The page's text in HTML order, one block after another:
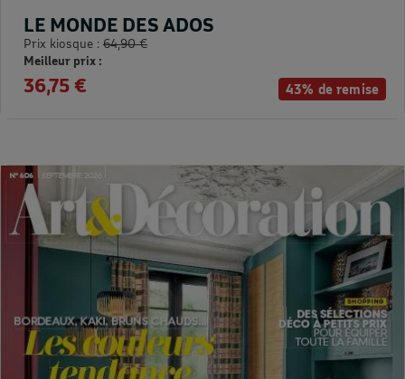
43% de remise
LE MONDE DES ADOS
Prix kiosque : 64,90 €
Meilleur prix :
36,75 €